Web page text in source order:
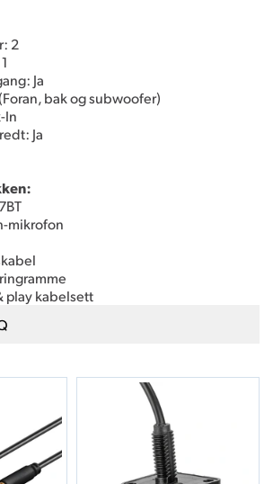
2
Ja
bak og subwoofer)
In
Ja
mikrofon
play kabelsett